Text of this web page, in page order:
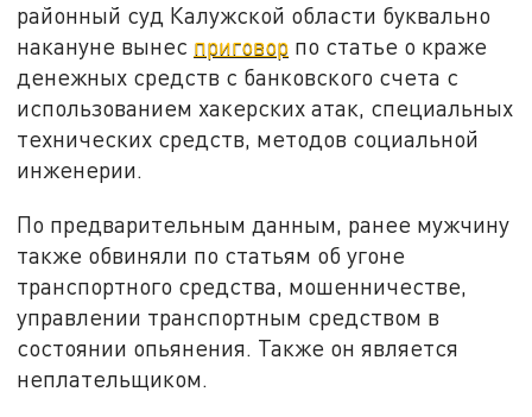
районный суд Калужской области буквально
накануне вынес приговор по статье о краже
денежных средств с банковского счета с
использованием хакерских атак, специальных
технических средств, методов социальной
инженерии.
По предварительным данным, ранее мужчину
также обвиняли по статьям об угоне
транспортного средства, мошенничестве,
управлении транспортным средством в
состоянии опьянения. Также он является
неплательщиком.